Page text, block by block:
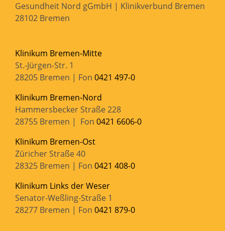
Gesundheit Nord gGmbH | Klinikverbund Bremen
28102 Bremen
Klinikum Bremen-Mitte
St.-Jürgen-Str. 1
28205 Bremen | Fon 0421 497-0
Klinikum Bremen-Nord
Hammersbecker Straße 228
28755 Bremen | Fon 0421 6606-0
Klinikum Bremen-Ost
Züricher Straße 40
28325 Bremen | Fon 0421 408-0
Klinikum Links der Weser
Senator-Weßling-Straße 1
28277 Bremen | Fon 0421 879-0